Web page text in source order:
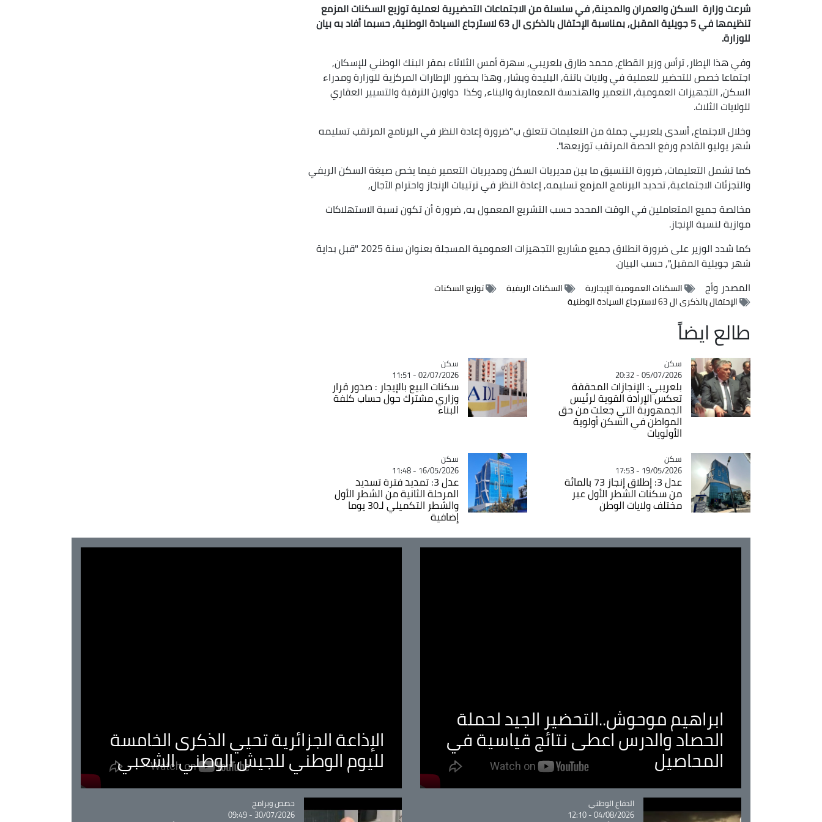
شرعت وزارة السكن والعمران والمدينة, في سلسلة من الاجتماعات التحضيرية لعملية توزيع السكنات المزمع
تنظيمها في 5 جويلية المقبل, بمناسبة الإحتفال بالذكرى ال 63 لاسترجاع السيادة الوطنية, حسبما أفاد به بيان
للوزارة.
وفي هذا الإطار, ترأس وزير القطاع, محمد طارق بلعريبي, سهرة أمس الثلاثاء بمقر البنك الوطني للإسكان,
اجتماعا خصص للتحضير للعملية في ولايات باتنة, البليدة وبشار, وهذا بحضور الإطارات المركزية للوزارة ومدراء
السكن, التجهيزات العمومية, التعمير والهندسة المعمارية والبناء, وكذا دواوين الترقية والتسيير العقاري
للولايات الثلاث.
وخلال الاجتماع, أسدى بلعريبي جملة من التعليمات تتعلق ب"ضرورة إعادة النظر في البرنامج المرتقب تسليمه
شهر يوليو القادم ورفع الحصة المرتقب توزيعها".
كما تشمل التعليمات, ضرورة التنسيق ما بين مديريات السكن ومديريات التعمير فيما يخص صيغة السكن الريفي
والتجزئات الاجتماعية, تحديد البرنامج المزمع تسليمه, إعادة النظر في ترتيبات الإنجاز واحترام الآجال,
مخالصة جميع المتعاملين في الوقت المحدد حسب التشريع المعمول به, ضرورة أن تكون نسبة الاستهلاكات
موازية لنسبة الإنجاز.
كما شدد الوزير على ضرورة انطلاق جميع مشاريع التجهيزات العمومية المسجلة بعنوان سنة 2025 "قبل بداية
شهر جويلية المقبل", حسب البيان.
المصدر وأج السكنات العمومية الإيجارية السكنات الريفية
توزيع السكنات
الإحتفال بالذكرى ال 63 لاسترجاع السيادة الوطنية
طالع ايضاً
Catégorie
سكن
05/07/2026 - 20:32
بلعريبي: الإنجازات المحققة
تعكس الإرادة القوية لرئيس
الجمهورية التي جعلت من حق
المواطن في السكن أولوية
الأولويات
Catégorie
سكن
02/07/2026 - 11:51
سكنات البيع بالإيجار : صدور قرار
وزاري مشترك حول حساب كلفة
البناء
Catégorie
سكن
19/05/2026 - 17:53
عدل 3: إطلاق إنجاز 73 بالمائة
من سكنات الشطر الأول عبر
مختلف ولايات الوطن
Catégorie
سكن
16/05/2026 - 11:48
عدل 3: تمديد فترة تسديد
المرحلة الثانية من الشطر الأول
والشطر التكميلي لـ30 يوما
إضافية
ابراهيم موحوش..التحضير الجيد لحملة
الحصاد والدرس اعطى نتائج قياسية في
المحاصيل
الإذاعة الجزائرية تحيي الذكرى الخامسة
لليوم الوطني للجيش الوطني الشعبي
Catégorie
الدفاع الوطني
04/08/2026 - 12:10
Catégorie
حصص وبرامج
30/07/2026 - 09:49